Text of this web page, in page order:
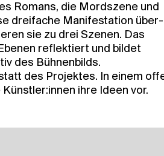
Romans, die Mord­sze­ne und
drei­fa­che Mani­fes­ta­ti­on über­
sie zu drei Sze­nen. Das
reflek­tiert und bil­det
des Bühnenbilds.
des Pro­jek­tes. In einem
ihre Ideen vor.